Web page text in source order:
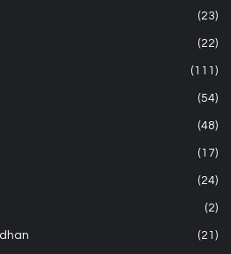
(23)
(22)
(111)
(54)
(48)
(17)
(24)
(2)
(21)